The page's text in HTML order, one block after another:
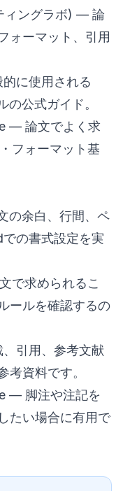
ィングラボ) — 論
ォーマット、引用
に使用される
の公式ガイド。
— 論文でよく求
フォーマット基
の余白、行間、ペ
の書式設定を実
で求められるこ
ールを確認するの
引用、参考文献
考資料です。
— 脚注や注記を
たい場合に有用で